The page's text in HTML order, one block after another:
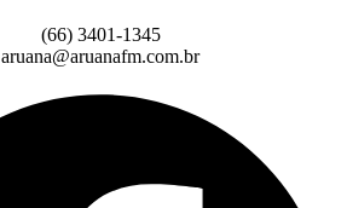
(66) 3401-1345
aruana@aruanafm.com.br